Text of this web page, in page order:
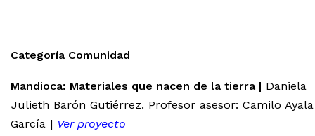
Categoría Comunidad
Mandioca: Materiales que nacen de la tierra | Daniela
Julieth Barón Gutiérrez. Profesor asesor: Camilo Ayala
García | Ver proyecto